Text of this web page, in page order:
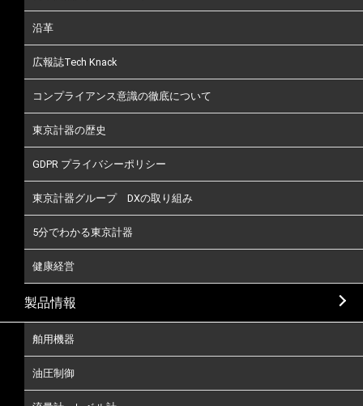
沿革
広報誌Tech Knack
コンプライアンス意識の徹底について
東京計器の歴史
GDPR プライバシーポリシー
東京計器グループ DXの取り組み
5分でわかる東京計器
健康経営
製品情報
舶用機器
油圧制御